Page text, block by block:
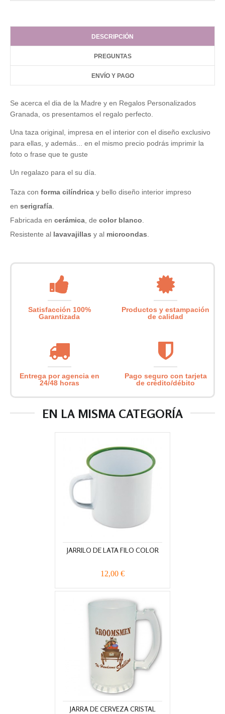
DESCRIPCIÓN
PREGUNTAS
ENVÍO Y PAGO
Se acerca el dia de la Madre y en Regalos Personalizados
Granada, os presentamos el regalo perfecto.
Una taza original, impresa en el interior con el diseño exclusivo
para ellas, y además... en el mismo precio podrás imprimir la
foto o frase que te guste
Un regalazo para el su día.
Taza con forma cilíndrica y bello diseño interior impreso
en serigrafía
Fabricada en cerámica , de color blanco
Resistente al lavavajillas y al microondas
Satisfacción 100%
Garantizada
Productos y estampación
de calidad
Entrega por agencia en
24/48 horas
Pago seguro con tarjeta
de crédito/débito
EN LA MISMA CATEGORÍA
JARRILO DE LATA FILO COLOR
12,00 €
JARRA DE CERVEZA CRISTAL